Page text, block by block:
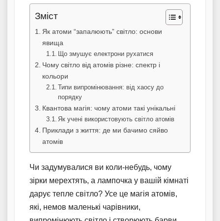
Зміст
Як атоми “запалюють” світло: основи
явища
Що змушує електрони рухатися
Чому світло від атомів різне: спектр і
кольори
Типи випромінювання: від хаосу до
порядку
Квантова магія: чому атоми такі унікальні
Як учені використовують світло атомів
Приклади з життя: де ми бачимо сяйво
атомів
Чи задумувалися ви коли-небудь, чому
зірки мерехтять, а лампочка у вашій кімнаті
дарує тепле світло? Усе це магія атомів,
які, немов маленькі чарівники,